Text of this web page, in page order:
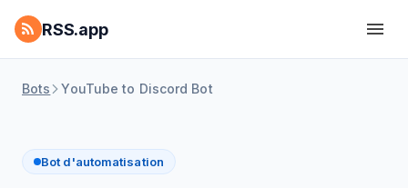
RSS.app
Bots YouTube to Discord Bot
Bot d'automatisation